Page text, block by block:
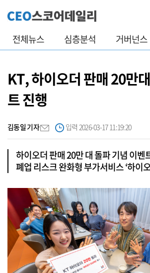
전체뉴스 심층분석 거버넌스
KT, 하이오더 판매 20만
트 진행
김동일 기자 입력 2026-03-17 11:19:20
하이오더 판매 20만 대 돌파 기념 이벤
폐업 리스크 완화형 부가서비스 ‘하이